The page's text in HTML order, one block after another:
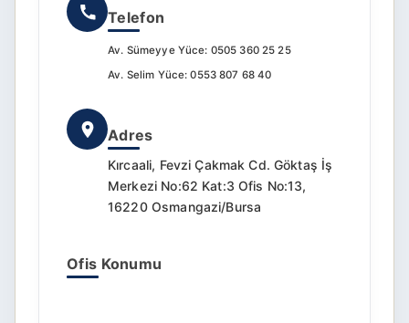
Telefon
Av. Sümeyye Yüce: 0505 360 25 25
Av. Selim Yüce: 0553 807 68 40
Adres
Kırcaali, Fevzi Çakmak Cd. Göktaş İş
Merkezi No:62 Kat:3 Ofis No:13,
16220 Osmangazi/Bursa
Ofis Konumu